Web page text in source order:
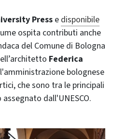
Presse disponibile
ospita contributi anche
del Comune di Bologna
Federica
bolognese
che sono tra le principali
dall'UNESCO.